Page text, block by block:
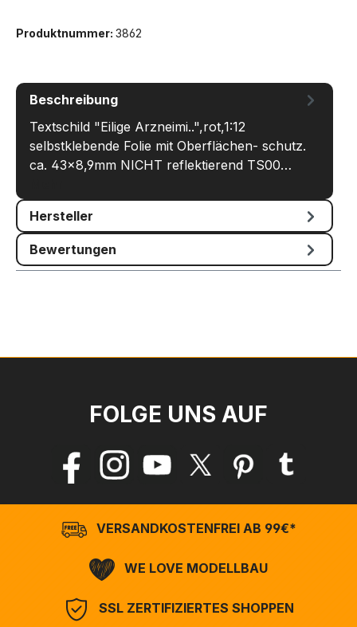
Produktnummer: 3862
Beschreibung
Textschild "Eilige Arzneimi..",rot,1:12
selbstklebende Folie mit Oberflächen- schutz.
ca. 43x8,9mm NICHT reflektierend TS00…
Hersteller
Bewertungen
FOLGE UNS AUF
VERSANDKOSTENFREI AB 99€*
WE LOVE MODELLBAU
SSL ZERTIFIZIERTES SHOPPEN